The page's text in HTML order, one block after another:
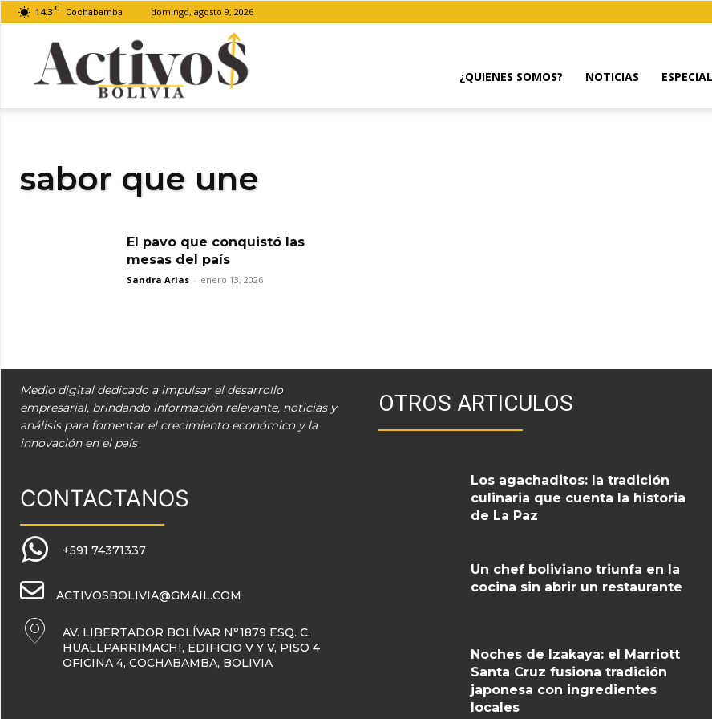
14.3 C Cochabamba domingo, agosto 9, 2026
¿QUIENES SOMOS? NOTICIAS
sabor que une
El pavo que conquistó las
mesas del país
Sandra Arias - enero 13, 2026
Medio digital dedicado a impulsar el desarrollo
empresarial, brindando información relevante, noticias y
análisis para fomentar el crecimiento económico y la
innovación en el país
CONTACTANOS
+591 74371337
ACTIVOSBOLIVIA@GMAIL.COM
AV. LIBERTADOR BOLÍVAR N°1879 ESQ. C.
HUALLPARRIMACHI, EDIFICIO V Y V, PISO 4
OFICINA 4, COCHABAMBA, BOLIVIA
OTROS ARTICULOS
Los agachaditos: la tradición
culinaria que cuenta la historia
de La Paz
Un chef boliviano triunfa en la
cocina sin abrir un restaurante
Noches de Izakaya: el Marriott
Santa Cruz fusiona tradición
japonesa con ingredientes
locales